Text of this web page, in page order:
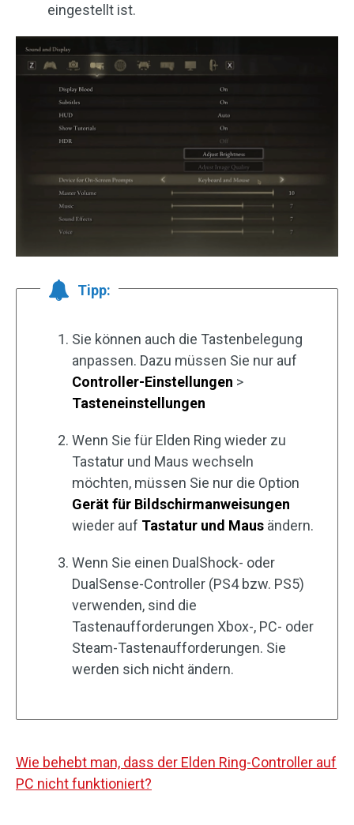
eingestellt ist.
Tipp:
Sie können auch die Tastenbelegung
anpassen. Dazu müssen Sie nur auf
Controller-Einstellungen >
Tasteneinstellungen
Wenn Sie für Elden Ring wieder zu
Tastatur und Maus wechseln
möchten, müssen Sie nur die Option
Gerät für Bildschirmanweisungen
wieder auf Tastatur und Maus ändern.
Wenn Sie einen DualShock- oder
DualSense-Controller (PS4 bzw. PS5)
verwenden, sind die
Tastenaufforderungen Xbox-, PC- oder
Steam-Tastenaufforderungen. Sie
werden sich nicht ändern.
Wie behebt man, dass der Elden Ring-Controller auf
PC nicht funktioniert?